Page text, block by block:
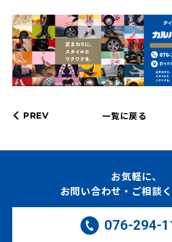
PREV 一覧に戻る
お気軽に、
お問い合わせ・ご相談
076-294-